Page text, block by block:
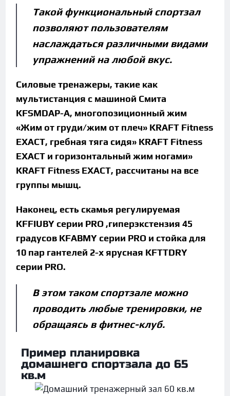
Такой функциональный спортзал
позволяют пользователям
наслаждаться различными видами
упражнений на любой вкус.
Силовые тренажеры, такие как
мультистанция с машиной Смита
KFSMDAP-A, многопозиционный жим
«Жим от груди/жим от плеч» KRAFT Fitness
EXACT, гребная тяга сидя» KRAFT Fitness
EXACT и горизонтальный жим ногами»
KRAFT Fitness EXACT, рассчитаны на все
группы мышц.
Наконец, есть скамья регулируемая
KFFIUBY серии PRO ,гиперэкстензия 45
градусов KFABMY серии PRO и стойка для
10 пар гантелей 2-x ярусная KFTTDRY
серии PRO.
В этом таком спортзале можно
проводить любые тренировки, не
обращаясь в фитнес-клуб.
Пример планировка
домашнего спортзала до 65
кв.м